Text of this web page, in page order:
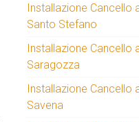
Installazione Cancello
Santo Stefano
Installazione Cancello
Saragozza
Installazione Cancello
Savena